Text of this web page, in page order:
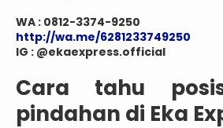
WA : 0812-3374-9250
http://wa.me/6281233749250
IG : @ekaexpress.official
Cara tahu
pindahan di Eka